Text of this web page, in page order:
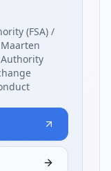
(FSA) /
Authority